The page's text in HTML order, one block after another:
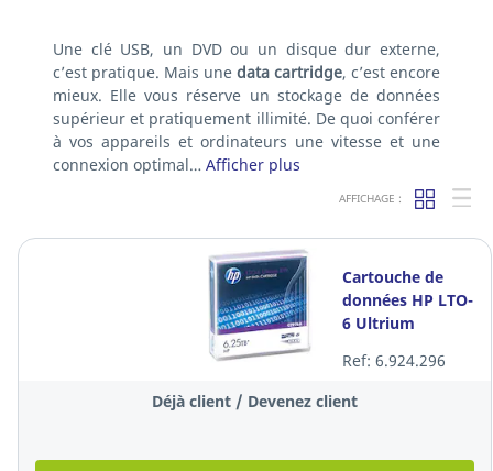
Une clé USB, un DVD ou un disque dur externe,
c’est pratique. Mais une data cartridge, c’est encore
mieux. Elle vous réserve un stockage de données
supérieur et pratiquement illimité. De quoi conférer
à vos appareils et ordinateurs une vitesse et une
connexion optimal… Afficher plus
AFFICHAGE :
Cartouche de
données HP LTO-
6 Ultrium
Ref: 6.924.296
Déjà client / Devenez client